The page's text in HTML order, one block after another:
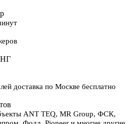
доставка по Москве бесплатно
ANT TEQ, MR Group, ФСК,